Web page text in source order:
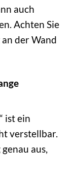
auch
Achten Sie
der Wand
ist ein
verstellbar.
aus,